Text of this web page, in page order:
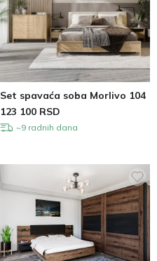
Set spavaća soba Morlivo 104
123 100 RSD
~9 radnih dana